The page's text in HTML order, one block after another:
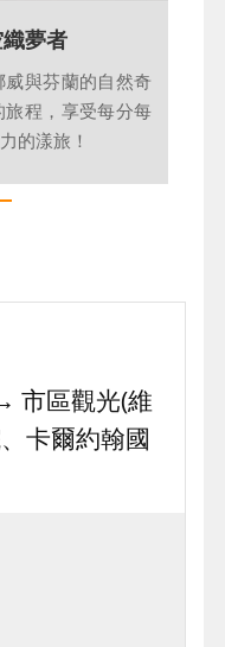
加速，眼前展開
。
夢者
與芬蘭的自然奇
程，享受每分每
的漾旅！
市區觀光(維
卡爾約翰國